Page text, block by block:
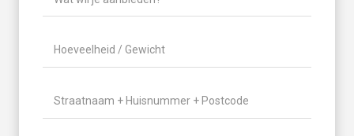
wil
aanbieden?
Hoeveelheid
/
Locatie(Vereist)